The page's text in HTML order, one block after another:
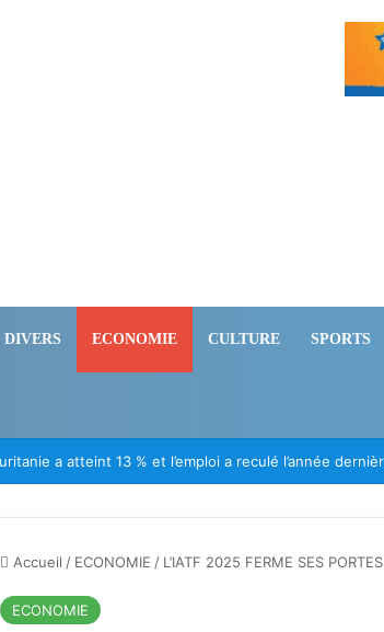
DIVERS ECONOMIE CULTURE SPORTS
détenus au Mali
Accueil / ECONOMIE / L’IATF 2025 FERME SES
ECONOMIE